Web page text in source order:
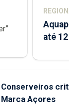
até
Conserveiros
Marca Açores